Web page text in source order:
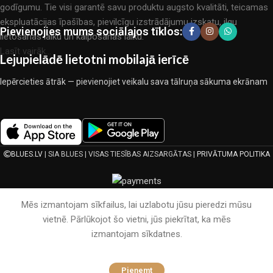
godīgumu. Tie visi garantē savu produktu augsto kvalitāti, teicamas
ekspluatācijas īpašības, pievilcīgu izstrādājumu izskatu, ilgu
lietošanas laiku un kalpošanas laiku.
Lasīt vairāk...
Pievienojies mums sociālajos tīklos:
Lejupielādē lietotni mobilajā ierīcē
Iepērcieties ātrāk — pievienojiet veikalu sava tālruņa sākuma ekrānam
BLUES.LV| SIA BLUES | VISAS TIESĪBAS AIZSARGĀTAS | PRIVĀTUMA POLITIKA
Mēs izmantojam sīkfailus, lai uzlabotu jūsu pieredzi mūsu
vietnē. Pārlūkojot šo vietni, jūs piekrītat, ka mēs
izmantojam sīkdatnes.
Pieņemt